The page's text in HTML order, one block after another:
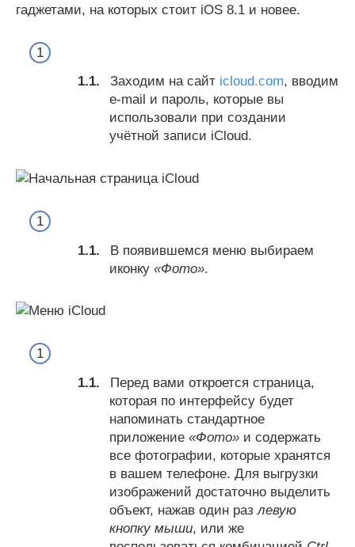
гаджетами, на которых стоит iOS 8.1 и новее.
Заходим на сайт icloud.com, вводим
e-mail и пароль, которые вы
использовали при создании
учётной записи iCloud.
В появившемся меню выбираем
иконку «Фото».
Перед вами откроется страница,
которая по интерфейсу будет
напоминать стандартное
приложение «Фото» и содержать
все фотографии, которые хранятся
в вашем телефоне. Для выгрузки
изображений достаточно выделить
объект, нажав один разлевую
кнопку мыши, или же